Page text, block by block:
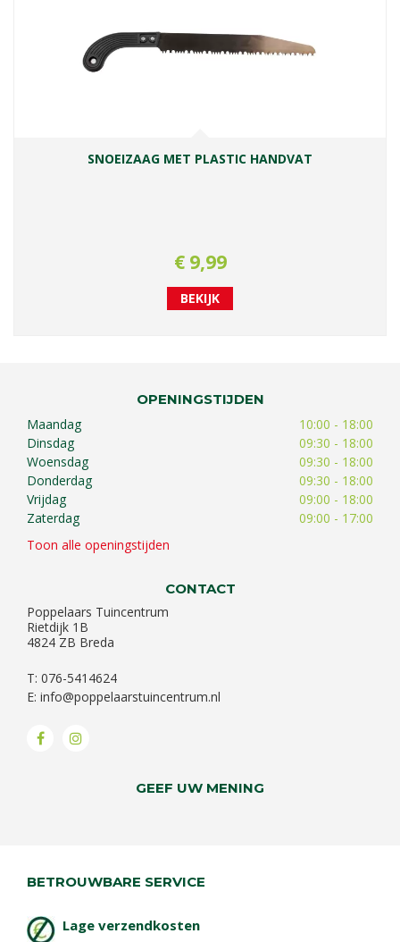
SNOEIZAAG MET PLASTIC HANDVAT
€ 9,99
BEKIJK
OPENINGSTIJDEN
Maandag
10:00 - 18:00
Dinsdag
09:30 - 18:00
Woensdag
09:30 - 18:00
Donderdag
09:30 - 18:00
Vrijdag
09:00 - 18:00
Zaterdag
09:00 - 17:00
Toon alle openingstijden
CONTACT
Poppelaars Tuincentrum
Rietdijk 1B
4824 ZB Breda
T: 076-5414624
E: info@poppelaarstuincentrum.nl
GEEF UW MENING
BETROUWBARE SERVICE
Lage verzendkosten